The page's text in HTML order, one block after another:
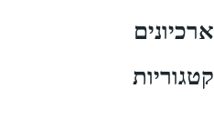
ארכיונים
קטגוריות